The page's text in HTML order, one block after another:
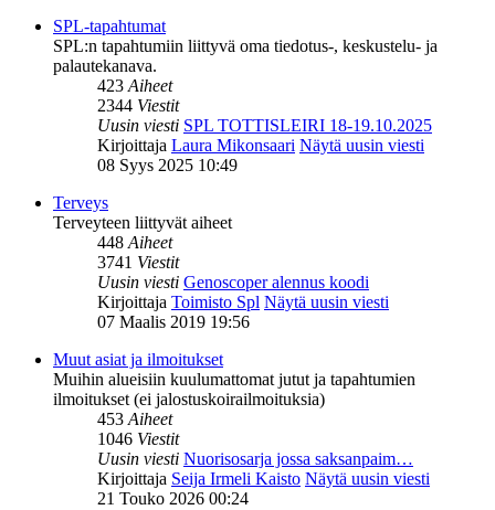
SPL-tapahtumat
SPL:n tapahtumiin liittyvä oma tiedotus-, keskustelu- ja
palautekanava.
423Aiheet
2344 Viestit
Uusin viesti SPL TOTTISLEIRI 18-19.10.2025
Kirjoittaja Laura Mikonsaari Näytä uusin viesti
08 Syys 2025 10:49
Terveys
Terveyteen liittyvät aiheet
448Aiheet
3741 Viestit
Uusin viesti Genoscoper alennus koodi
Kirjoittaja Toimisto Spl Näytä uusin viesti
07 Maalis 2019 19:56
Muut asiat ja ilmoitukset
Muihin alueisiin kuulumattomat jutut ja tapahtumien
ilmoitukset (ei jalostuskoirailmoituksia)
453Aiheet
1046 Viestit
Uusin viesti Nuorisosarja jossa saksanpaim…
Kirjoittaja Seija Irmeli Kaisto Näytä uusin viesti
21 Touko 2026 00:24